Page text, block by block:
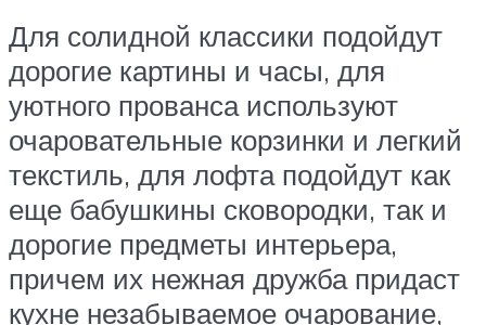
Для солидной классики подойдут
дорогие картины и часы, для
уютного прованса используют
очаровательные корзинки и легкий
текстиль, для лофта подойдут как
еще бабушкины сковородки, так и
дорогие предметы интерьера,
причем их нежная дружба придаст
кухне незабываемое очарование,